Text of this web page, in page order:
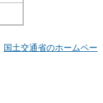
国土交通省のホームペー